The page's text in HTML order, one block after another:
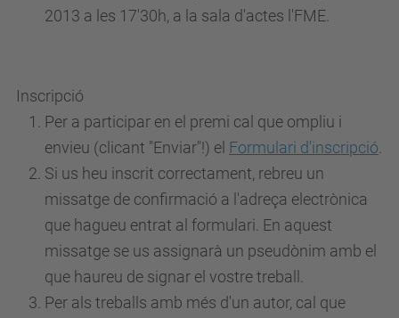
2013 a les 17'30h, a la sala d'actes l'FME.
Inscripció
Per a participar en el premi cal que ompliu i
envieu (clicant "Enviar"!) el Formulari d'inscripció
Si us heu inscrit correctament, rebreu un
missatge de confirmació a l'adreça electrònica
que hagueu entrat al formulari. En aquest
missatge se us assignarà un pseudònim amb el
que haureu de signar el vostre treball.
Per als treballs amb més d'un autor, cal que